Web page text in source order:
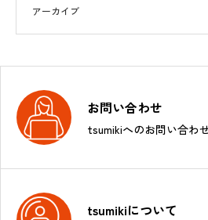
お問い合わせ
tsumikiへのお問い合わ
tsumikiについて